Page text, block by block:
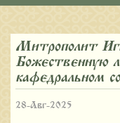
Митрополит
Божественную
кафедральном
28-Авг-2025